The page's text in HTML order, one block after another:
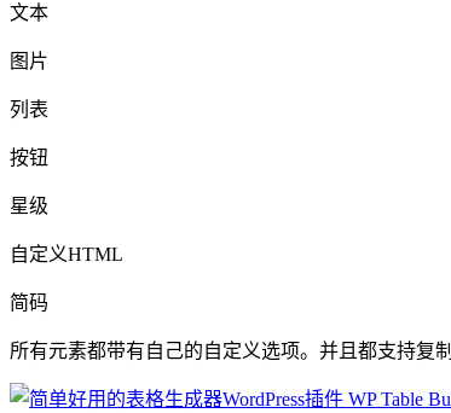
文本
图片
列表
按钮
星级
自定义HTML
简码
所有元素都带有自己的自定义选项。并且都支持复